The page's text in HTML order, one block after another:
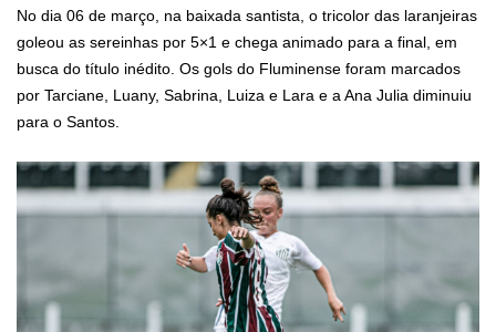
No dia 06 de março, na baixada santista, o tricolor das laranjeiras
goleou as sereinhas por 5×1 e chega animado para a final, em
busca do título inédito. Os gols do Fluminense foram marcados
por Tarciane, Luany, Sabrina, Luiza e Lara e a Ana Julia diminuiu
para o Santos.